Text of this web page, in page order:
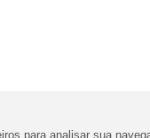
para analisar sua